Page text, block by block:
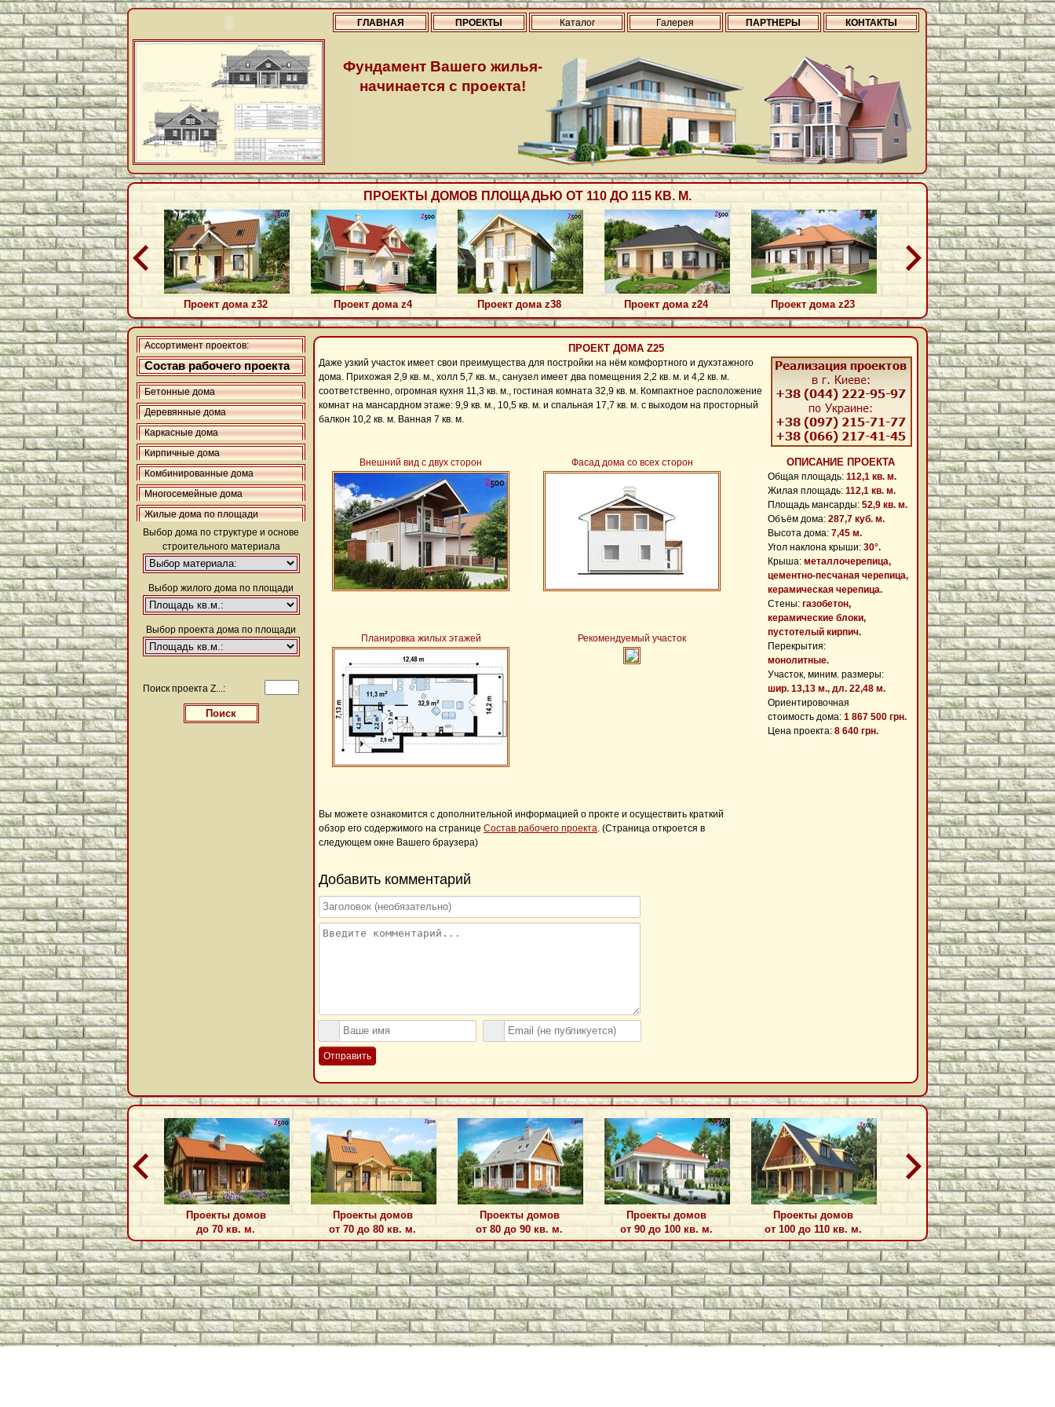
ГЛАВНАЯ ПРОЕКТЫ Каталог Галерея ПАРТНЕРЫ КОНТАКТЫ
Фундамент Вашего жилья-
начинается с проекта!
ПРОЕКТЫ ДОМОВ ПЛОЩАДЬЮ ОТ 110 ДО 115 КВ. М.
Проект дома z32 Проект дома z4 Проект дома z38 Проект дома z24 Проект дома z23 Проект дома z217
ПРОЕКТ ДОМА Z25
Даже узкий участок имеет свои преимущества для постройки на нём комфортного и духэтажного
дома. Прихожая 2,9 кв. м., холл 5,7 кв. м., санузел имеет два помещения 2,2 кв. м. и 4,2 кв. м.
соответственно, огромная кухня 11,3 кв. м., гостиная комната 32,9 кв. м. Компактное расположение
комнат на мансардном этаже: 9,9 кв. м., 10,5 кв. м. и спальная 17,7 кв. м. с выходом на просторный
балкон 10,2 кв. м. Ванная 7 кв. м.
Внешний вид с двух сторон Фасад дома со всех сторон
Планировка жилых этажей Рекомендуемый участок
ОПИСАНИЕ ПРОЕКТА
Общая площадь: 112,1 кв. м.
Жилая площадь: 112,1 кв. м.
Площадь мансарды: 52,9 кв. м.
Объём дома: 287,7 куб. м.
Высота дома: 7,45 м.
Угол наклона крыши: 30°.
Крыша: металлочерепица,
цементно-песчаная черепица,
керамическая черепица.
Cтены: газобетон,
керамические блоки,
пустотелый кирпич.
Перекрытия:
монолитные.
Участок, миним. размеры:
шир. 13,13 м., дл. 22,48 м.
Ориентировочная
стоимость дома: 1 867 500 грн.
Цена проекта: 8 640 грн.
Вы можете ознакомится с дополнительной информацией о прокте и осуществить краткий
обзор его содержимого на странице Состав рабочего проекта. (Страница откроется в
следующем окне Вашего браузера)
Добавить комментарий
Отправить
Ассортимент проектов:
Состав рабочего проекта
Бетонные дома
Деревянные дома
Каркасные дома
Кирпичные дома
Комбинированные дома
Многосемейные дома
Жилые дома по площади
Выбор дома по структуре и основе
строительного материала
Выбор жилого дома по площади
Выбор проекта дома по площади
Поиск проекта Z...:
Проекты домов
до 70 кв. м.
Проекты домов
от 70 до 80 кв. м.
Проекты домов
от 80 до 90 кв. м.
Проекты домов
от 90 до 100 кв. м.
Проекты домов
от 100 до 110 кв. м.
Проекты домов
от 110 до 115 кв. м.